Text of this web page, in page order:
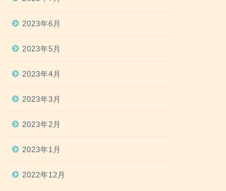
2023年6月
2023年5月
2023年4月
2023年3月
2023年2月
2023年1月
2022年12月